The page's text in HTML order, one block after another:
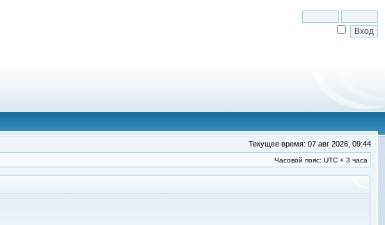
Текущее время: 07 авг 2026, 09:44
Часовой пояс: UTC + 3 часа